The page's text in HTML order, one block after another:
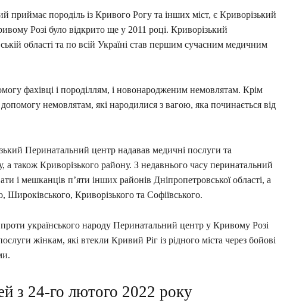
приймає породіль із Кривого Рогу та інших міст, є Криворізький
Розі було відкрито ще у 2011 році. Криворізький
області та по всій Україні став першим сучасним медичним
фахівці і породіллям, і новонародженим немовлятам. Крім
немовлятам, які народилися з вагою, яка починається від
Перинатальний центр надавав медичні послуги та
також Криворізького району. З недавнього часу перинатальний
і мешканців п’яти інших районів Дніпропетровської області, а
Широківського, Криворізького та Софіївського.
проти українського народу Перинатальний центр у Кривому Розі
жінкам, які втекли Кривий Ріг із рідного міста через бойові
з 24-го лютого 2022 року